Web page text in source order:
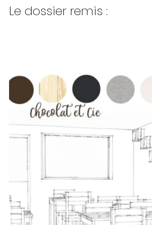
Le dossier remis :